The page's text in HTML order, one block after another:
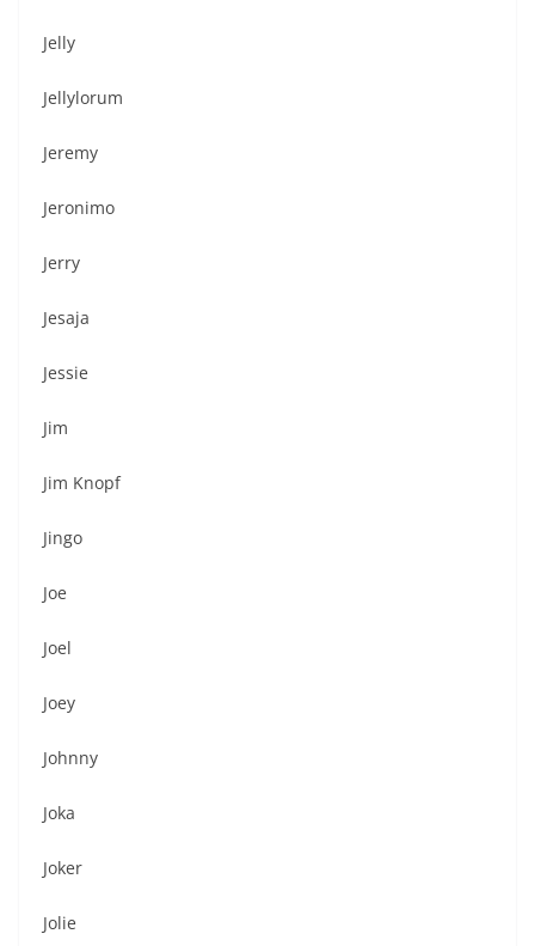
Jelly
Jellylorum
Jeremy
Jeronimo
Jerry
Jesaja
Jessie
Jim
Jim Knopf
Jingo
Joe
Joel
Joey
Johnny
Joka
Joker
Jolie